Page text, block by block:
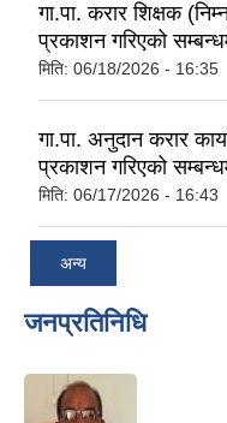
गा.पा. करार शिक्षक
प्रकाशन गरिएको
मिति: 06/18/2026 - 16:35
गा.पा. अनुदान करार
प्रकाशन गरिएको
मिति: 06/17/2026 - 16:43
अन्य
जनप्रतिनिधि